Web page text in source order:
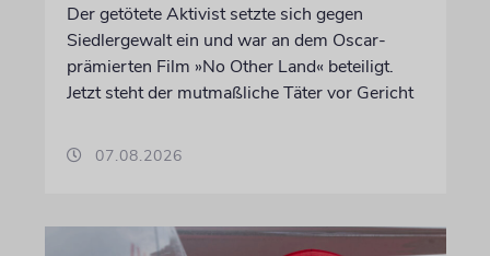
Der getötete Aktivist setzte sich gegen
Siedlergewalt ein und war an dem Oscar-
prämierten Film »No Other Land« beteiligt.
Jetzt steht der mutmaßliche Täter vor Gericht
07.08.2026